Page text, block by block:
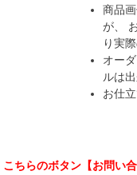
商品
が、
り実
オー
ルは
お仕
ちらのボタン【お問い